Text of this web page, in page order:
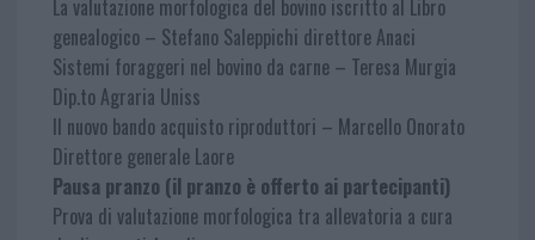
La valutazione morfologica del bovino iscritto al Libro
genealogico – Stefano Saleppichi direttore Anaci
Sistemi foraggeri nel bovino da carne – Teresa Murgia
Dip.to Agraria Uniss
Il nuovo bando acquisto riproduttori – Marcello Onorato
Direttore generale Laore
Pausa pranzo (il pranzo è offerto ai partecipanti)
Prova di valutazione morfologica tra allevatoria a cura